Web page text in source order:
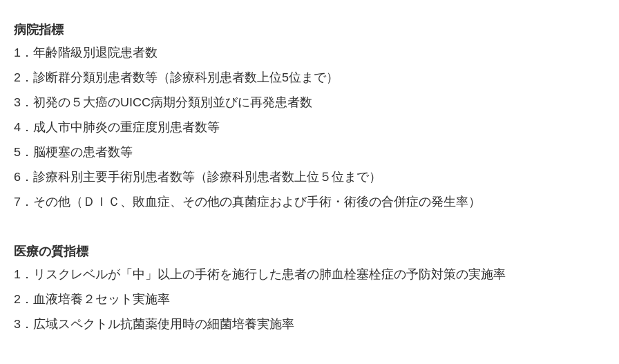
病院指標
1．年齢階級別退院患者数
2．診断群分類別患者数等（診療科別患者数上位5位まで）
3．初発の５大癌のUICC病期分類別並びに再発患者数
4．成人市中肺炎の重症度別患者数等
5．脳梗塞の患者数等
6．診療科別主要手術別患者数等（診療科別患者数上位５位まで）
7．その他（ＤＩＣ、敗血症、その他の真菌症および手術・術後の合併症の発生率）
医療の質指標
1．リスクレベルが「中」以上の手術を施行した患者の肺血栓塞栓症の予防対策の実施率
2．血液培養２セット実施率
3．広域スペクトル抗菌薬使用時の細菌培養実施率